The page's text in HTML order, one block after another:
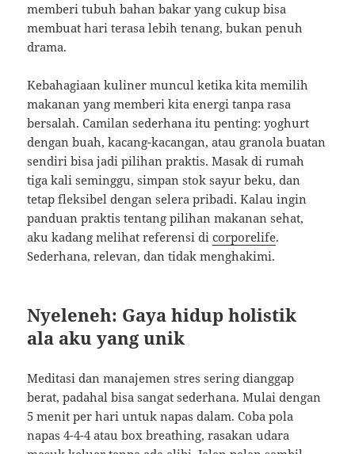
memberi tubuh bahan bakar yang cukup bisa
membuat hari terasa lebih tenang, bukan penuh
drama.
Kebahagiaan kuliner muncul ketika kita memilih
makanan yang memberi kita energi tanpa rasa
bersalah. Camilan sederhana itu penting: yoghurt
dengan buah, kacang-kacangan, atau granola buatan
sendiri bisa jadi pilihan praktis. Masak di rumah
tiga kali seminggu, simpan stok sayur beku, dan
tetap fleksibel dengan selera pribadi. Kalau ingin
panduan praktis tentang pilihan makanan sehat,
aku kadang melihat referensi dicorporelife.
Sederhana, relevan, dan tidak menghakimi.
Nyeleneh: Gaya hidup holistik
ala aku yang unik
Meditasi dan manajemen stres sering dianggap
berat, padahal bisa sangat sederhana. Mulai dengan
5 menit per hari untuk napas dalam. Coba pola
napas 4-4-4 atau box breathing, rasakan udara